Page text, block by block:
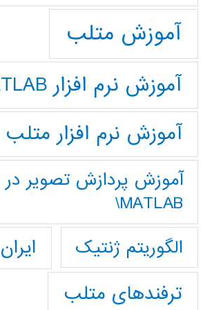
آموزش متلب
آموزش نرم افزار MATLAB
آموزش نرم افزار متلب
آموزش پردازش تصوير در
MATLAB\
الگوریتم ژنتیک
ترفندهای متلب